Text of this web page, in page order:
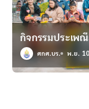
กิจกรรมประเพ
ศกศ.บร. พ.ย.